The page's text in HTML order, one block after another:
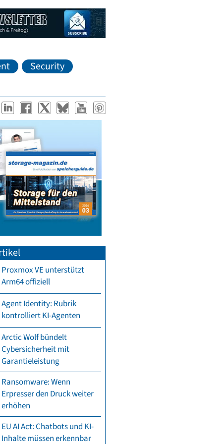
Security
Proxmox VE unterstützt
Arm64 offiziell
Agent Identity: Rubrik
kontrolliert KI-Agenten
Arctic Wolf bündelt
Cybersicherheit mit
Garantieleistung
Ransomware: Wenn
Erpresser den Druck weiter
erhöhen
EU AI Act: Chatbots und KI-
Inhalte müssen erkennbar